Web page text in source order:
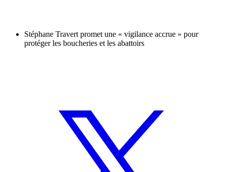
Stéphane Travert promet une « vigilance accrue » pour
protéger les boucheries et les abattoirs